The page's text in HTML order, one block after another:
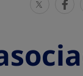
S
r
S
a
r